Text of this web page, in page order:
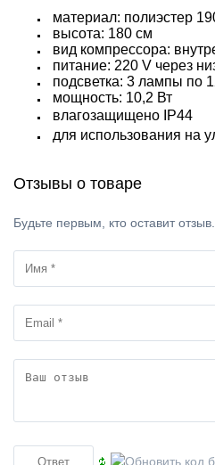
материал: полиэстер
высота: 180 см
вид компрессора:
питание: 220 V через
подсветка: 3 лампы по
мощность: 10,2 Вт
влагозащищено IP44
для использования на
Отзывы о товаре
Будьте первым, кто оставит отзыв.